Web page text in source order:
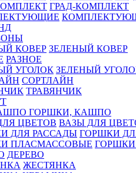
ГРАД-КОМПЛЕКТ
ЗЕЛЕНЫЙ КОВЕР
РАЗНОЕ
ЗЕЛЕНЫЙ
СОРТЛАЙН
ТРАВЯНЧИК
ГОРШКИ, КАШПО
ВАЗЫ ДЛЯ
ГОРШКИ
ДЕРЕВО
ЖЕСТЯНКА